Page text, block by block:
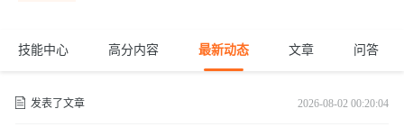
技能中心 高分内容 最新动态 文章 问答
发表了文章 2026-08-02 00:20:04